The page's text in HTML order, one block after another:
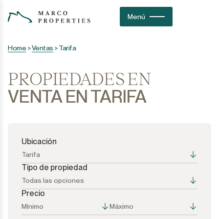
Menú
Home >Ventas >Tarifa
PROPIEDADES EN
VENTA EN TARIFA
Ubicación
Tarifa
Todas las opciones
Tipo de propiedad
Todas las opciones
Todas las opciones
Precio
Mínimo Máximo